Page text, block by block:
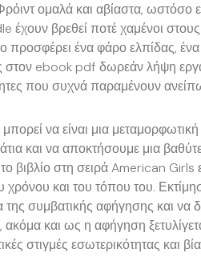
ομαλά και αβίαστα, ωστόσο
έχουν βρεθεί ποτέ χαμένοι
προσφέρει ένα φάρο ελπίδας,
στον ebook pdf δωρεάν λήψη
που συχνά παραμένουν
να είναι μια
και να αποκτήσουμε μια
βιβλίο στη σειρά American Girls
χρόνου και του τόπου του.
της συμβατικής αφήγησης και να
ακόμα και ως η αφήγηση
στιγμές εσωτερικότητας και